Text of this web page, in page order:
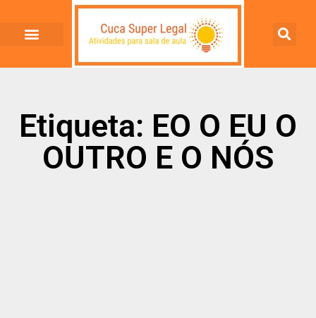
Etiqueta: EO O EU O
OUTRO E O NÓS